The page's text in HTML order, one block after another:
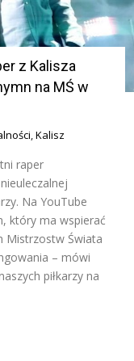
z Kalisza
na MŚ w
,Kalisz
raper
Na YouTube
który ma wspierać
Mistrzostw Świata
– mówi
piłkarzy na